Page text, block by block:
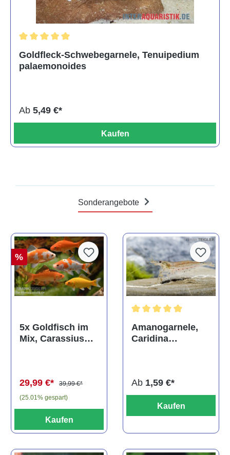
Goldfleck-Schwebegarnele, Tenuipedium
palaemonoides
Ab 5,49 €*
Kaufen
Sonderangebote
%
5x Goldfisch im
Mix, Carassius
29,99 €*
39,99 €*
(25.01% gespart)
Kaufen
Amanogarnele,
Caridina
Ab 1,59 €*
Kaufen